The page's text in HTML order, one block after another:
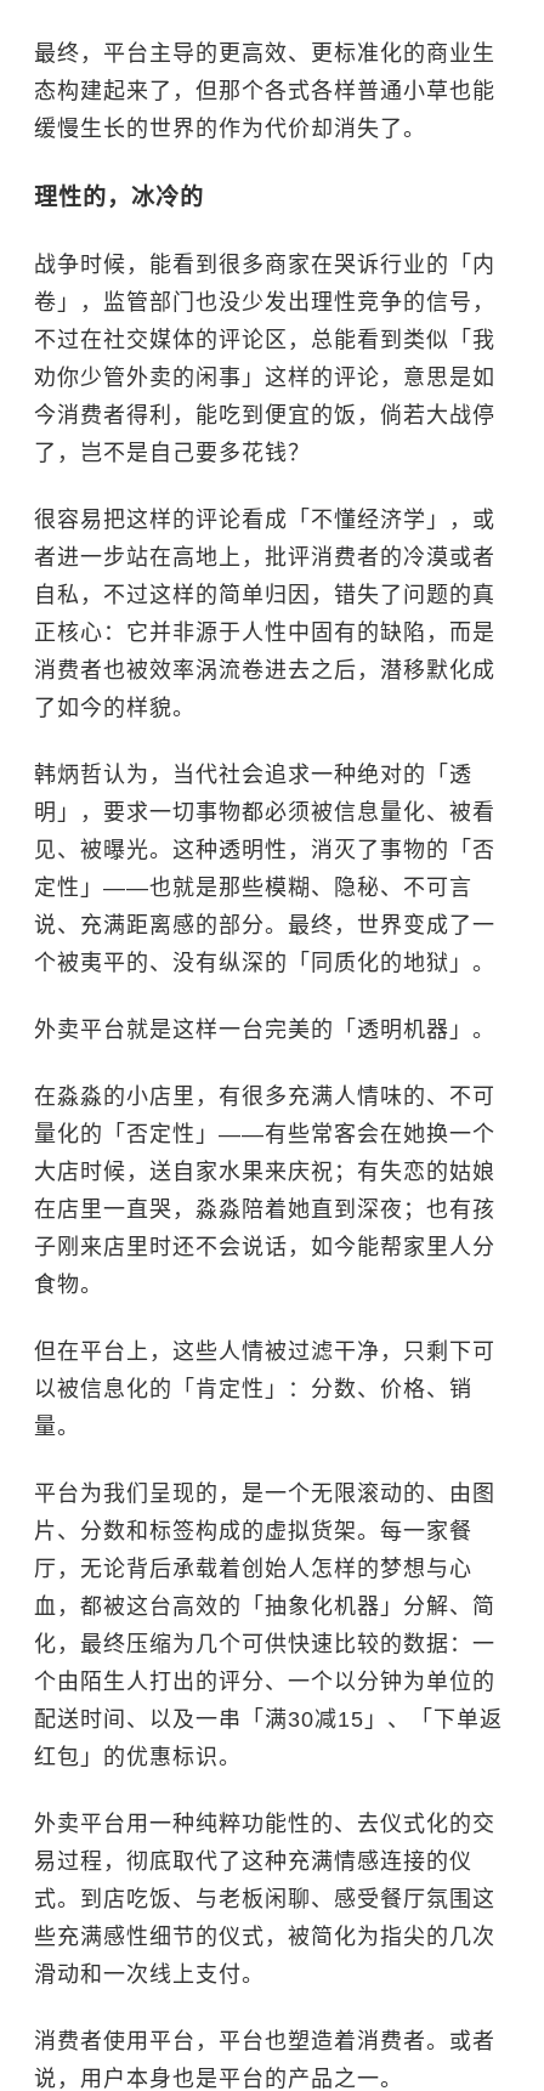
最终，平台主导的更高效、更标准化的商业生
态构建起来了，但那个各式各样普通小草也能
缓慢生长的世界的作为代价却消失了。
理性的，冰冷的
战争时候，能看到很多商家在哭诉行业的「内
卷」，监管部门也没少发出理性竞争的信号，
不过在社交媒体的评论区，总能看到类似「我
劝你少管外卖的闲事」这样的评论，意思是如
今消费者得利，能吃到便宜的饭，倘若大战停
了，岂不是自己要多花钱？
很容易把这样的评论看成「不懂经济学」，或
者进一步站在高地上，批评消费者的冷漠或者
自私，不过这样的简单归因，错失了问题的真
正核心：它并非源于人性中固有的缺陷，而是
消费者也被效率涡流卷进去之后，潜移默化成
了如今的样貌。
韩炳哲认为，当代社会追求一种绝对的「透
明」，要求一切事物都必须被信息量化、被看
见、被曝光。这种透明性，消灭了事物的「否
定性」——也就是那些模糊、隐秘、不可言
说、充满距离感的部分。最终，世界变成了一
个被夷平的、没有纵深的「同质化的地狱」。
外卖平台就是这样一台完美的「透明机器」。
在淼淼的小店里，有很多充满人情味的、不可
量化的「否定性」——有些常客会在她换一个
大店时候，送自家水果来庆祝；有失恋的姑娘
在店里一直哭，淼淼陪着她直到深夜；也有孩
子刚来店里时还不会说话，如今能帮家里人分
食物。
但在平台上，这些人情被过滤干净，只剩下可
以被信息化的「肯定性」：分数、价格、销
量。
平台为我们呈现的，是一个无限滚动的、由图
片、分数和标签构成的虚拟货架。每一家餐
厅，无论背后承载着创始人怎样的梦想与心
血，都被这台高效的「抽象化机器」分解、简
化，最终压缩为几个可供快速比较的数据：一
个由陌生人打出的评分、一个以分钟为单位的
配送时间、以及一串「满30减15」、「下单返
红包」的优惠标识。
外卖平台用一种纯粹功能性的、去仪式化的交
易过程，彻底取代了这种充满情感连接的仪
式。到店吃饭、与老板闲聊、感受餐厅氛围这
些充满感性细节的仪式，被简化为指尖的几次
滑动和一次线上支付。
消费者使用平台，平台也塑造着消费者。或者
说，用户本身也是平台的产品之一。